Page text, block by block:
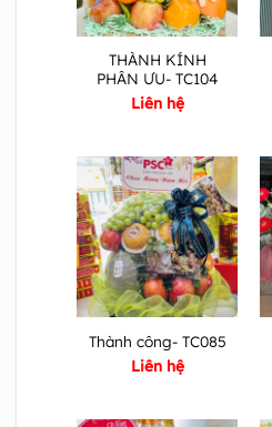
THÀNH KÍNH
PHÂN ƯU- TC104
Liên hệ
Thành công- TC085
Liên hệ